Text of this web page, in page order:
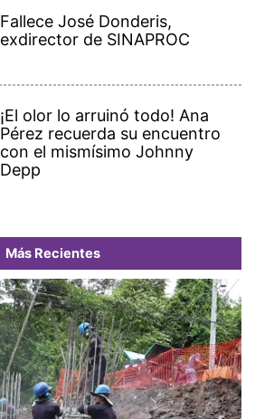
Fallece José Donderis,
exdirector de SINAPROC
¡El olor lo arruinó todo! Ana
Pérez recuerda su encuentro
con el mismísimo Johnny
Depp
Más Recientes